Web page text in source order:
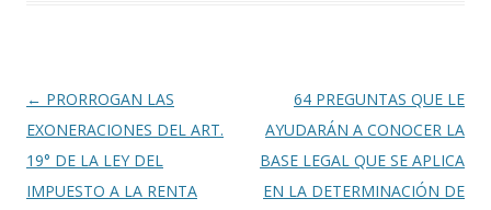
Navegación
de
entradas
← PRORROGAN LAS
EXONERACIONES DEL ART.
19° DE LA LEY DEL
IMPUESTO A LA RENTA
64 PREGUNTAS QUE LE
AYUDARÁN A CONOCER LA
BASE LEGAL QUE SE APLICA
EN LA DETERMINACIÓN DE